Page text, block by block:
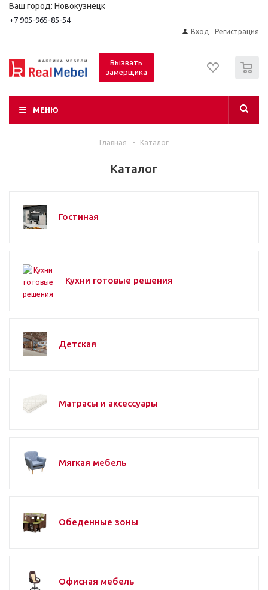
Ваш город: Новокузнецк
+7 905-965-85-54
Вход Регистрация
Вызвать
замерщика
МЕНЮ
Главная - Каталог
Каталог
Гостиная
Кухни готовые решения
Детская
Матрасы и аксессуары
Мягкая мебель
Обеденные зоны
Офисная мебель